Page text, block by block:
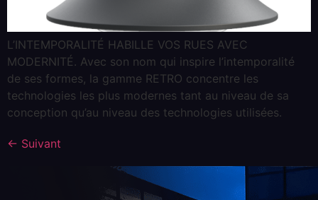
L’INTEMPORALITÉ HABILLE VOS RUES AVEC
MODERNITÉ. Avec son nom qui inspire l’intemporalité
de ses formes, la gamme RETRO concentre les
technologies les plus modernes tant au niveau de sa
conception qu’au niveau des technologies utilisées.
← Suivant